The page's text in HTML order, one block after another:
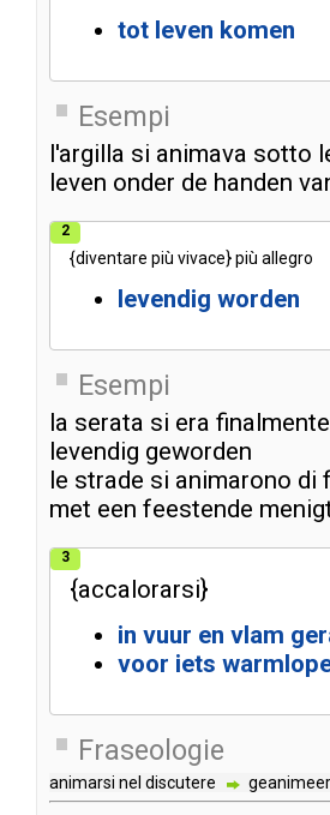
tot leven komen
Esempi
l'argilla si animava sotto
leven onder de handen
2
{diventare più vivace}più allegro
levendig worden
Esempi
la serata si era finalmente
levendig geworden
le strade si animarono di
met een feestende
3
{accalorarsi}
in vuur en vlam
voor iets
Fraseologie
animarsi nel discutere